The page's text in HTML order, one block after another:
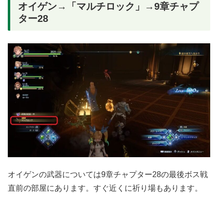
オイゲン→「マルチロック」→9章チャプ
ター28
オイゲンの武器については9章チャプター28の最後ボス戦
直前の部屋にあります。すぐ近くに祈り場もあります。